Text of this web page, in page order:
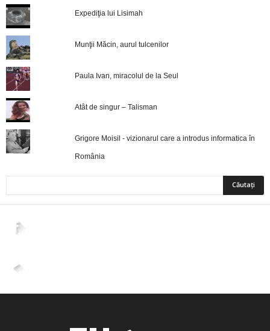
Expediţia lui Lisimah
Munţii Măcin, aurul tulcenilor
Paula Ivan, miracolul de la Seul
Atât de singur – Talisman
Grigore Moisil - vizionarul care a introdus informatica în
România
2,265
4,400